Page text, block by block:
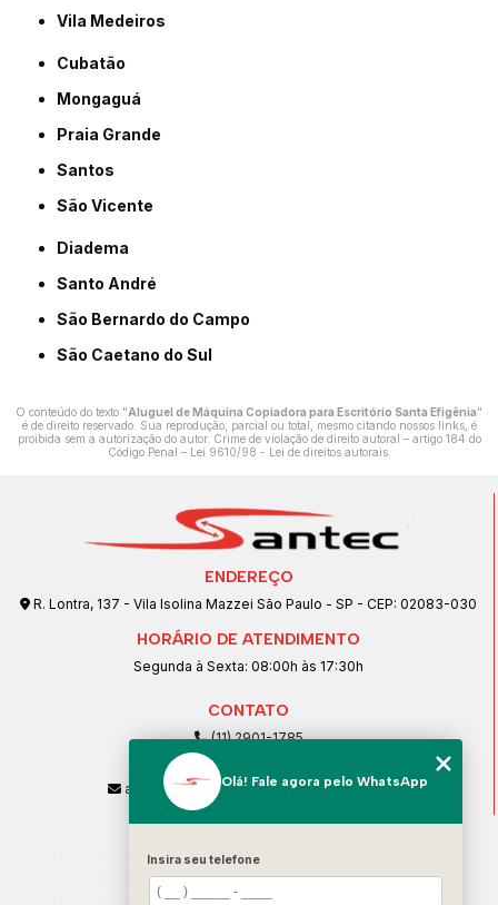
Vila Medeiros
Cubatão
Mongaguá
Praia Grande
Santos
São Vicente
Diadema
Santo André
São Bernardo do Campo
São Caetano do Sul
O conteúdo do texto "Aluguel de Máquina Copiadora para Escritório Santa Efigênia"
é de direito reservado. Sua reprodução, parcial ou total, mesmo citando nossos links, é
proibida sem a autorização do autor. Crime de violação de direito autoral – artigo 184 do
Código Penal – Lei 9610/98 - Lei de direitos autorais.
ENDEREÇO
R. Lontra, 137 - Vila Isolina Mazzei São Paulo - SP - CEP: 02083-030
HORÁRIO DE ATENDIMENTO
Segunda à Sexta: 08:00h às 17:30h
CONTATO
(11) 2901-1785
(11) 99239-1832
atendimento@santeccopiadoras.com.br
Home
Empresa
Olá! Fale agora pelo WhatsApp
Insira seu telefone